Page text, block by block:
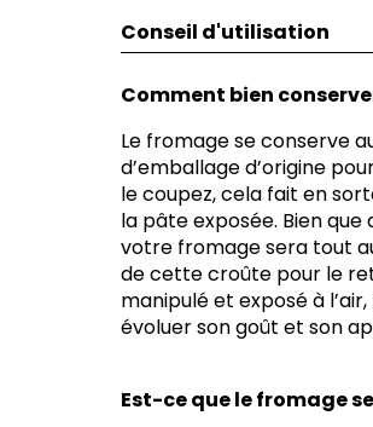
Conseil d'utilisation
Comment bien
Le fromage se conserve
d’emballage d’origine
le coupez, cela fait en
la pâte exposée. Bien
votre fromage sera tout
de cette croûte pour le
manipulé et exposé à
évoluer son goût et son
Est-ce que le fromage